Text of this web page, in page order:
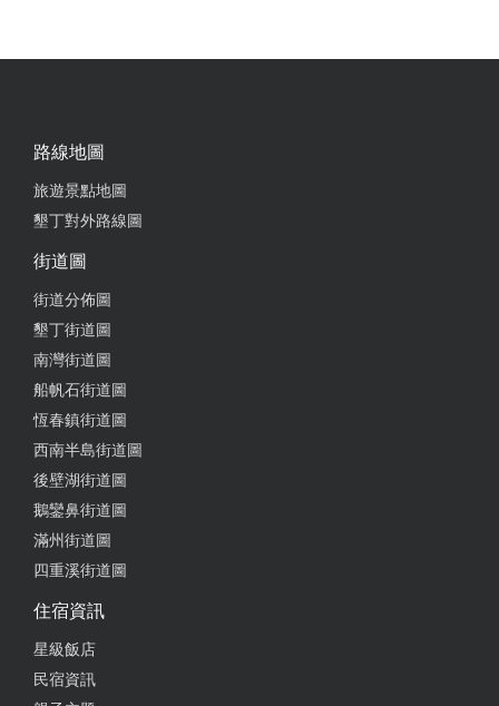
路線地圖
旅遊景點地圖
墾丁對外路線圖
街道圖
街道分佈圖
墾丁街道圖
南灣街道圖
船帆石街道圖
恆春鎮街道圖
西南半島街道圖
後壁湖街道圖
鵝鑾鼻街道圖
滿州街道圖
四重溪街道圖
住宿資訊
星級飯店
民宿資訊